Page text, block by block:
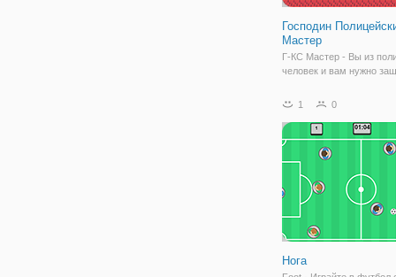
Господин
Мастер
Г-КС Мастер - Вы из
человек и вам нужно
свою смертоносную
парней! Играйте в эту
2D-игру, используйте
1 0
Нога